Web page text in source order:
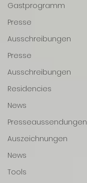
Gastprogramm
Presse
Ausschreibungen
Presse
Ausschreibungen
Residencies
News
Presseaussendungen
Auszeichnungen
News
Tools